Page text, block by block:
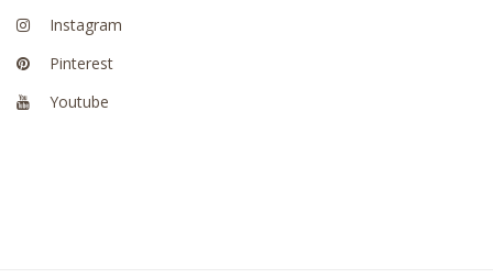
Instagram
Pinterest
Youtube